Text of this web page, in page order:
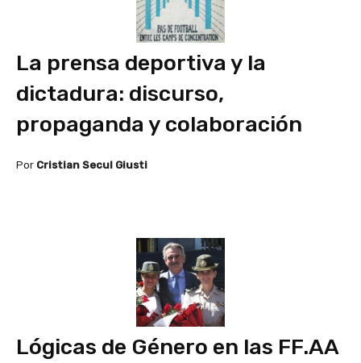
La prensa deportiva y la
dictadura: discurso,
propaganda y colaboración
Por Cristian Secul Giusti
Lógicas de Género en las FF.AA